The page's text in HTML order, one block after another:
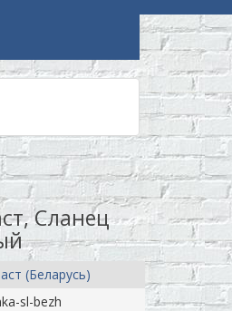
Сланец
(Беларусь)
sl-bezh